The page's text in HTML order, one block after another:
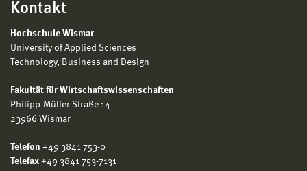
Kontakt
Hochschule Wismar
University of Applied Sciences
Technology, Business and Design
Fakultät für Wirtschaftswissenschaften
Philipp-Müller-Straße 14
23966 Wismar
Telefon +49 3841 753-0
Telefax +49 3841 753-7131